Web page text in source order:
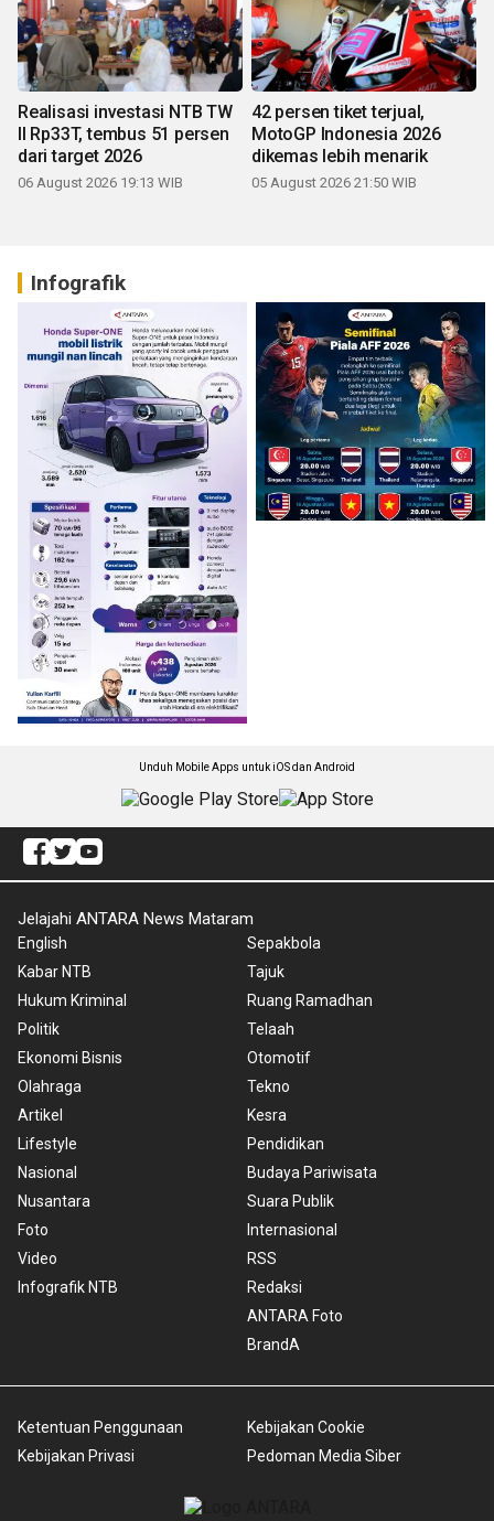
Realisasi investasi NTB TW
II Rp33T, tembus 51 persen
dari target 2026
06 August 2026 19:13 WIB
42 persen tiket terjual,
MotoGP Indonesia 2026
dikemas lebih menarik
05 August 2026 21:50 WIB
Infografik
Unduh Mobile Apps untuk iOS dan Android
Jelajahi ANTARA News Mataram
English
Kabar NTB
Hukum Kriminal
Politik
Ekonomi Bisnis
Olahraga
Artikel
Lifestyle
Nasional
Nusantara
Foto
Video
Infografik NTB
Sepakbola
Tajuk
Ruang Ramadhan
Telaah
Otomotif
Tekno
Kesra
Pendidikan
Budaya Pariwisata
Suara Publik
Internasional
RSS
Redaksi
ANTARA Foto
BrandA
Ketentuan Penggunaan
Kebijakan Privasi
Kebijakan Cookie
Pedoman Media Siber